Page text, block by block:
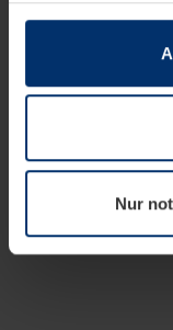
sie im Rahmen
wenn diese für
notwendig sind.
wir Ihre Erlaubnis.
widerrufen.
Nur